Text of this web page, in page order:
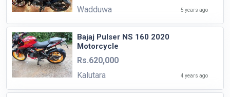
Wadduwa
5 years ago
Bajaj Pulser NS 160 2020
Motorcycle
Rs.620,000
Kalutara
4 years ago